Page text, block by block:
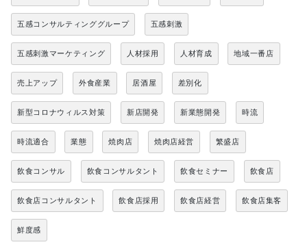
五感コンサルティンググループ 五感刺激
五感刺激マーケティング 人材採用 人材育成 地域一番店
売上アップ 外食産業 居酒屋 差別化
新型コロナウィルス対策 新店開発 新業態開発 時流
時流適合 業態 焼肉店 焼肉店経営 繁盛店
飲食コンサル 飲食コンサルタント 飲食セミナー 飲食店
飲食店コンサルタント 飲食店採用 飲食店経営 飲食店集客
鮮度感